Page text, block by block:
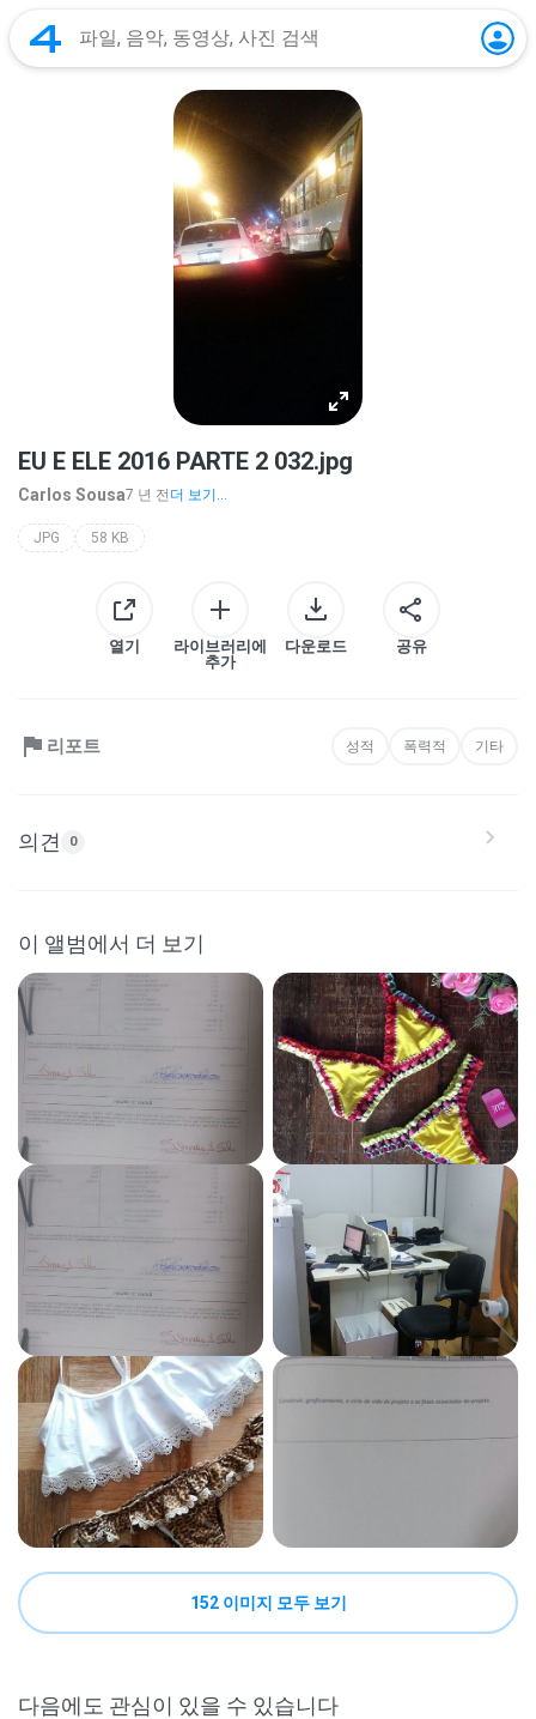
EU E ELE 2016 PARTE 2 032.jpg
Carlos Sousa7 년 전 더 보기...
JPG 58 KB
열기
라이브러리에
추가
다운로드 공유
리포트 성적 폭력적 기타
의견 0
이 앨범에서 더 보기
152 이미지 모두 보기
다음에도 관심이 있을 수 있습니다